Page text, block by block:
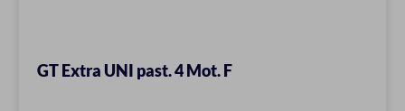
GT Extra UNI past. 4 Mot. F